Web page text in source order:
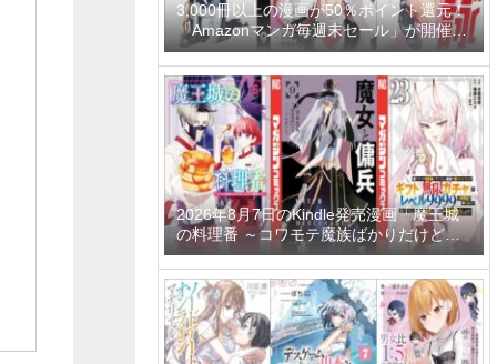
3,000冊以上の漫画が50％ポイント還元！
「Amazonマンガ毎週末セール」が開催
中、終了予定日は8月9日！
2026年8月7日のKindle発売漫画「魔王城
の料理番 ～コワモテ魔族ばかりだけど、
ホワイトな職場です～ 6巻」「魔女と傭兵
9巻」「信じていた仲間達にダンジョン奥
地で殺されかけたがギフト『無限ガチャ』
でレベル9999の仲間達を手に入れて元パ
ーティーメンバーと世界に復讐＆『ざま
ぁ！』します！ 23巻」など